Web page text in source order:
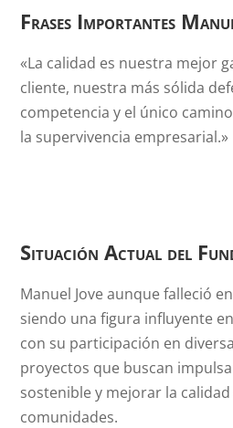
Frases Importantes
«La calidad es nuestra mejor
cliente, nuestra más sólida
competencia y el único
la supervivencia empresarial.»
Situación Actual del
Manuel Jove aunque falleció
siendo una figura influyente
con su participación en
proyectos que buscan
sostenible y mejorar la calidad
comunidades.